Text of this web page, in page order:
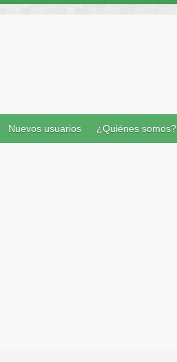
Nuevos usuarios ¿Quiénes somos?